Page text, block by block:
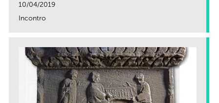
10/04/2019
Incontro